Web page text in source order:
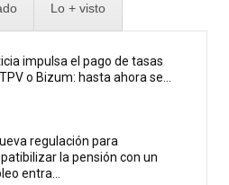
Lo + visto
impulsa el pago de tasas
o Bizum: hasta ahora se...
regulación para
la pensión con un
entra...